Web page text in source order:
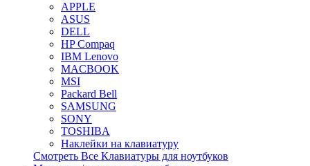
APPLE
ASUS
DELL
HP Compaq
IBM Lenovo
MACBOOK
MSI
Packard Bell
SAMSUNG
SONY
TOSHIBA
Наклейки на клавиатуру
Смотреть Все Клавиатуры для ноутбуков